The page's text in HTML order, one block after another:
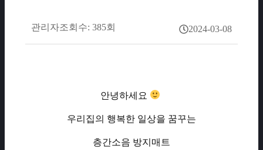
관리자조회수: 385회 2024-03-08
안녕하세요
우리집의 행복한 일상을 꿈꾸는
층간소음 방지매트